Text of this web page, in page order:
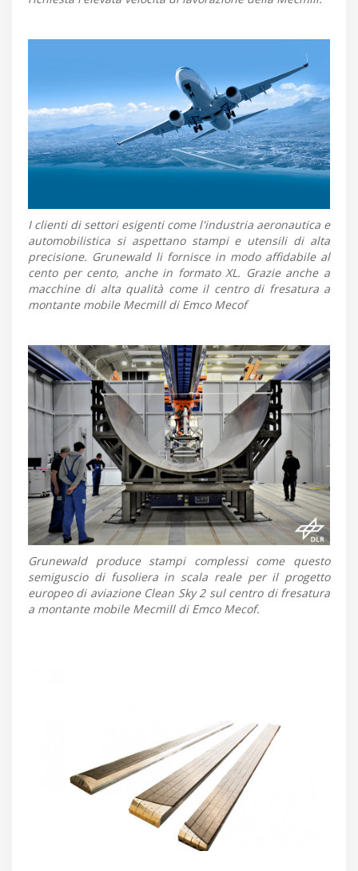
I clienti di settori esigenti come l'industria aeronautica e
automobilistica si aspettano stampi e utensili di alta
precisione. Grunewald li fornisce in modo affidabile al
cento per cento, anche in formato XL. Grazie anche a
macchine di alta qualità come il centro di fresatura a
montante mobile Mecmill di Emco Mecof
Grunewald produce stampi complessi come questo
semiguscio di fusoliera in scala reale per il progetto
europeo di aviazione Clean Sky 2 sul centro di fresatura
a montante mobile Mecmill di Emco Mecof.